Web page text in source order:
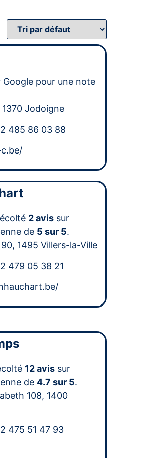
Google pour une note
1370 Jodoigne
485 86 03 88
2 avis sur
de 5 sur 5.
1495 Villers-la-Ville
479 05 38 21
12 avis sur
de4.7 sur 5.
108, 1400
475 51 47 93